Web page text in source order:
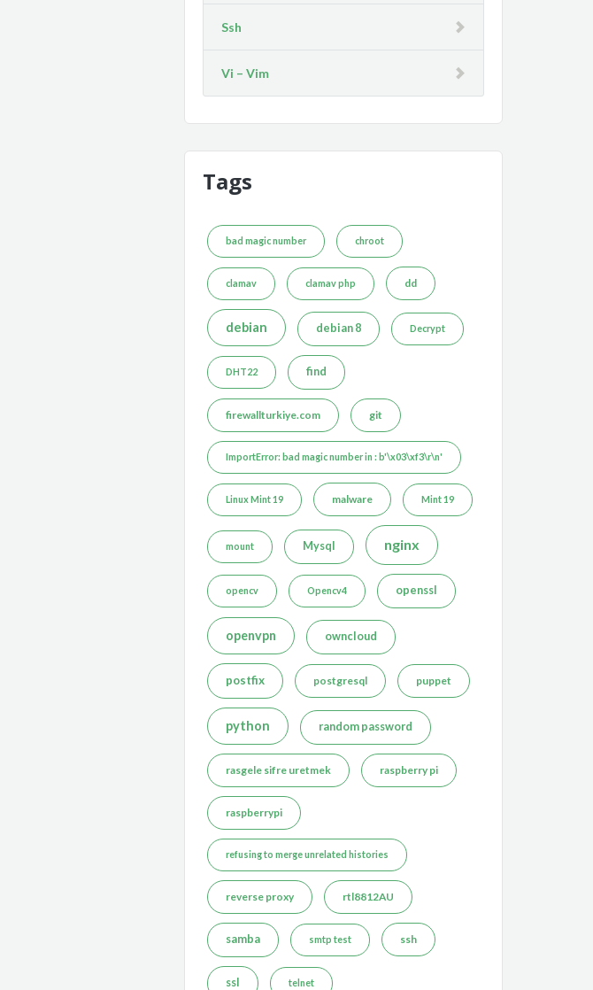
Ssh
Vi – Vim
Tags
bad magic number chroot
clamav clamav php dd
debian debian 8 Decrypt
DHT22 find
firewallturkiye.com git
ImportError: bad magic number in : b'\x03\xf3\r\n'
Linux Mint 19 malware Mint 19
mount Mysql nginx
opencv Opencv4 openssl
openvpn owncloud
postfix postgresql puppet
python random password
rasgele sifre uretmek raspberry pi
raspberrypi
refusing to merge unrelated histories
reverse proxy rtl8812AU
samba smtp test ssh
ssl telnet